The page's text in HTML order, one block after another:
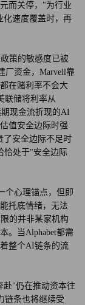
而关停，"为行业
速度覆盖时，再
策的敏感度已被
厂资金，Marvell靠
在赌利率不会大
联储将利率从
现金流折现的AI
值安全边际时强
了安全边际不足时
处于"安全边际
个心理锚点，但即
托底情绪，无法
的并非某家机构
。当Alphabet都需
整个AI链条的流
赴"仍在推动资本往
链条也将继续受